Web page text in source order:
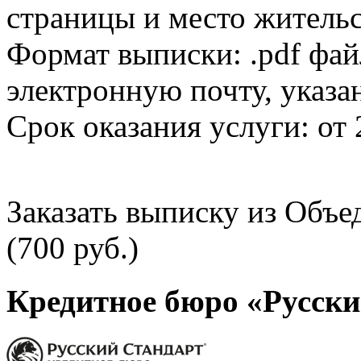
страницы и место
Формат выписки: .pdf
электронную почту,
Срок оказания услуги: от
Заказать выписку из
(700 руб.)
Кредитное бюро